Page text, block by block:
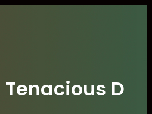
Tenacious D